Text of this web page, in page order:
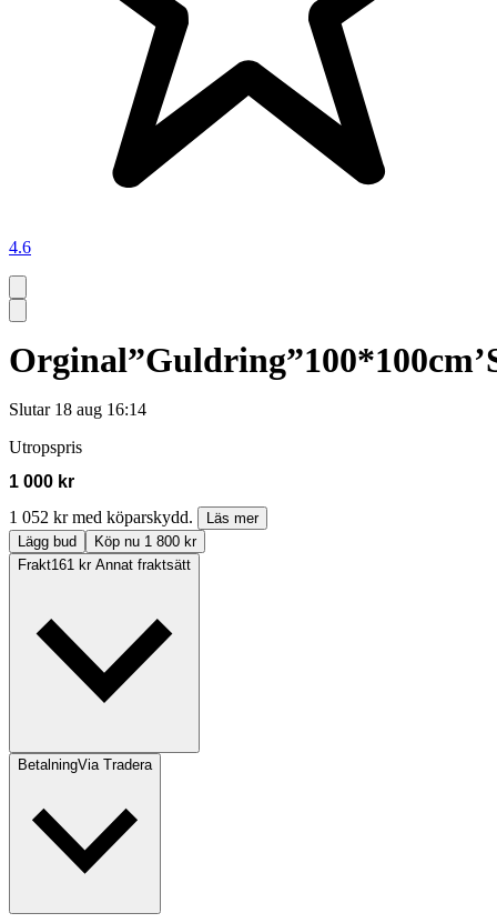
4.6
Slutar 18 aug 16:14
Utropspris
1 000 kr
1 052 kr med köparskydd.
Läs mer
Lägg bud
Köp nu 1 800 kr
Frakt161 kr Annat fraktsätt
BetalningVia Tradera